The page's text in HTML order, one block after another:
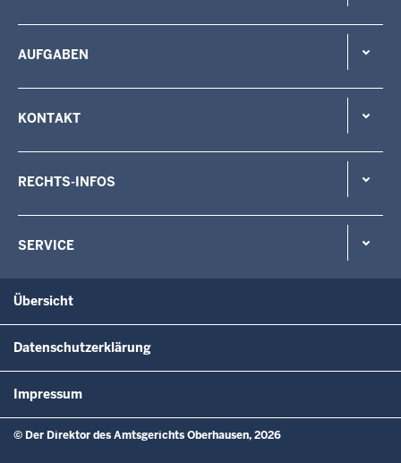
AUFGABEN
KONTAKT
RECHTS-INFOS
SERVICE
Übersicht
Datenschutzerklärung
Impressum
© Der Direktor des Amtsgerichts Oberhausen, 2026